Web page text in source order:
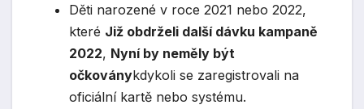
Děti narozené v roce 2021 nebo 2022,
které Již obdrželi další dávku kampaně
2022, Nyní by neměly být
očkoványkdykoli se zaregistrovali na
oficiální kartě nebo systému.